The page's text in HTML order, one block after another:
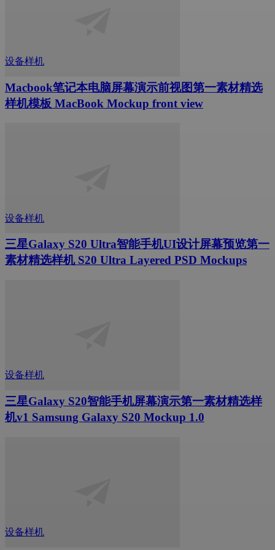
设备样机
Macbook笔记本电脑屏幕演示前视图第一素材精选
样机模板 MacBook Mockup front view
设备样机
三星Galaxy S20 Ultra智能手机UI设计屏幕预览第一
素材精选样机 S20 Ultra Layered PSD Mockups
设备样机
三星Galaxy S20智能手机屏幕演示第一素材精选样
机v1 Samsung Galaxy S20 Mockup 1.0
设备样机